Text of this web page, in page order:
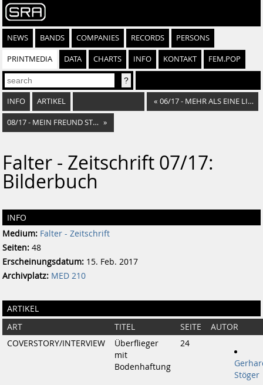
NEWS BANDS COMPANIES RECORDS PERSONS
PRINTMEDIA DATA CHARTS INFO KONTAKT FEM.POP
INFO ARTIKEL « 06/17 - MEHR ALS EINE LIEBE
08/17 - MEIN FREUND STRACHE »
Falter - Zeitschrift 07/17:
Bilderbuch
INFO
Medium: Falter - Zeitschrift
Seiten: 48
Erscheinungsdatum: 15. Feb. 2017
Archivplatz: MED 210
ARTIKEL
ART TITEL SEITE
AUTOR
COVERSTORY/INTERVIEW
Überflieger
mit
Bodenhaftung
24
Stöger